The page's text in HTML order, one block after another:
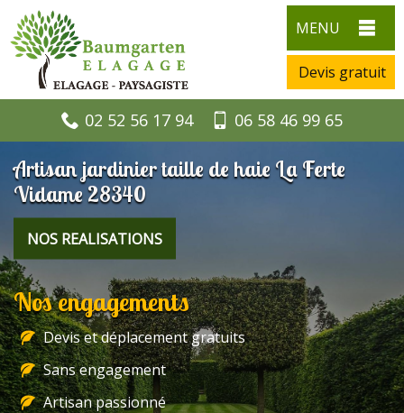
MENU
Devis gratuit
02 52 56 17 94 06 58 46 99 65
Artisan jardinier taille de haie La Ferte
Vidame 28340
NOS REALISATIONS
Nos engagements
Devis et déplacement gratuits
Sans engagement
Artisan passionné